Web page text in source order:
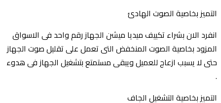
التميز بخاصية الصوت الهادئ
انفرد الان بشراء تكييف ميديا ميشن الجهاز رقم واحد فى الاسواق
المزود بخاصية الصوت المنخفض التى تعمل على تقليل صوت الجهاز
حتى لا يسبب ازعاج للعميل ويبقى مستمتع بتشغيل الجهاز فى هدوء
.
التميز بخاصية التشغيل الجاف